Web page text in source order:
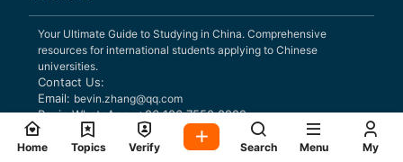
Your Ultimate Guide to Studying in China. Comprehensive
resources for international students applying to Chinese
universities.
Contact Us:
Email: bevin.zhang@qq.com
Bevin WhatsApp: +86 186 7550 8982
Home Topics Verify Search Menu My